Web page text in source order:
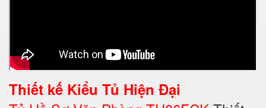
Thiết kế Kiểu Tủ Hiện Đại